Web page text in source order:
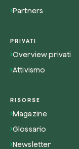
Partners
PRIVATI
Overview privati
Attivismo
RISORSE
Magazine
Glossario
Newsletter